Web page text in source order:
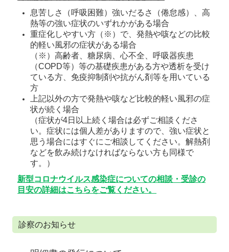
息苦しさ（呼吸困難）強いだるさ（倦怠感）、高
熱等の強い症状のいずれかがある場合
重症化しやすい方（※）で、発熱や咳などの比較
的軽い風邪の症状がある場合
（※）高齢者、糖尿病、心不全、呼吸器疾患
（COPD等）等の基礎疾患がある方や透析を受け
ている方、免疫抑制剤や抗がん剤等を用いている
方
上記以外の方で発熱や咳など比較的軽い風邪の症
状が続く場合
（症状が4日以上続く場合は必ずご相談くださ
い。症状には個人差がありますので、強い症状と
思う場合にはすぐにご相談してください。解熱剤
などを飲み続けなければならない方も同様で
す。）
新型コロナウイルス感染症についての相談・受診の
目安の詳細はこちらをご覧ください。
診察のお知らせ